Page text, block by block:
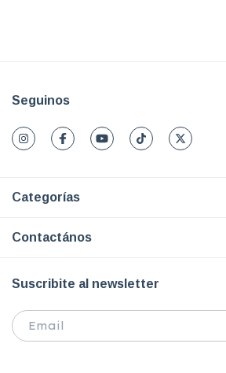
Seguinos
Categorías
Contactános
Suscribite al newsletter